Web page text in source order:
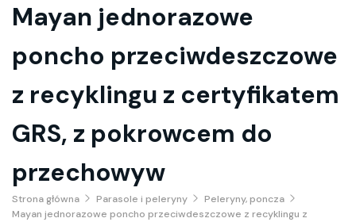
Mayan jednorazowe
poncho przeciwdeszczowe
z recyklingu z certyfikatem
GRS, z pokrowcem do
przechowyw
Strona główna Parasole i peleryny
Peleryny, poncza
Mayan jednorazowe poncho przeciwdeszczowe z recyklingu z